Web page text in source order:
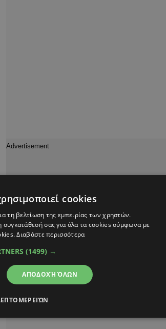
cookies
τη βελτίωση της εμπειρίας των χρηστών.
συγκατάθεσή σας για όλα τα cookies σύμφωνα με
Διαβάστε περισσότερα
(1499) →
ΑΠΟΔΟΧΉ ΌΛΩΝ